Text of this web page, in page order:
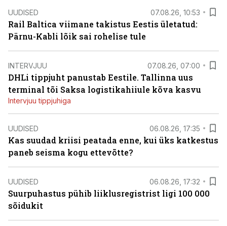
UUDISED 07.08.26, 10:53
Rail Baltica viimane takistus Eestis ületatud:
Pärnu-Kabli lõik sai rohelise tule
INTERVJUU 07.08.26, 07:00
DHLi tippjuht panustab Eestile. Tallinna uus
terminal tõi Saksa logistikahiiule kõva kasvu
Intervjuu tippjuhiga
UUDISED 06.08.26, 17:35
Kas suudad kriisi peatada enne, kui üks katkestus
paneb seisma kogu ettevõtte?
UUDISED 06.08.26, 17:32
Suurpuhastus pühib liiklusregistrist ligi 100 000
sõidukit